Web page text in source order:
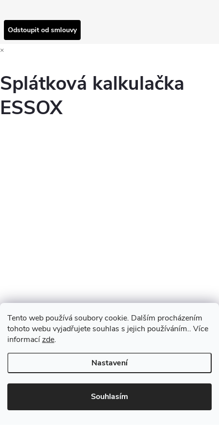
Tento web používá soubory cookie. Dalším procházením
tohoto webu vyjadřujete souhlas s jejich používáním.. Více
informacízde.
Nastavení
Souhlasím
Odstoupit od smlouvy
×
Splátková kalkulačka
ESSOX